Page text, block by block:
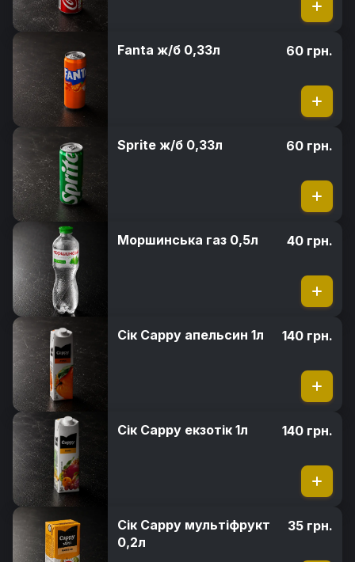
Fanta ж/б 0,33л 60 грн.
Sprite ж/б 0,33л 60 грн.
Моршинська газ 0,5л 40 грн.
Сік Cappy апельсин 1л 140 грн.
Сік Cappy екзотік 1л 140 грн.
Сік Cappy мультіфрукт
0,2л
35 грн.